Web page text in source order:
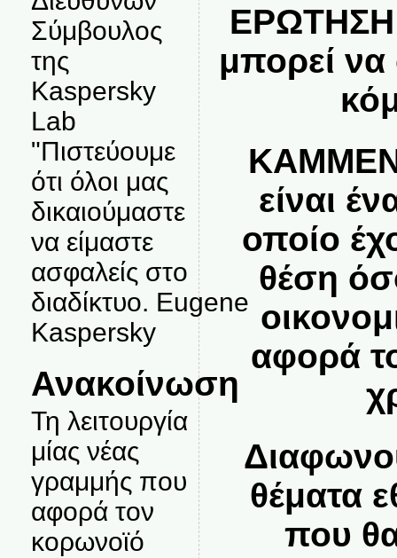
Σύμβουλος
της
Kaspersky
Lab
"Πιστεύουμε
ότι όλοι μας
δικαιούμαστε
να είμαστε
ασφαλείς στο
διαδίκτυο. Eugene
Kaspersky
Ανακοίνωση
Τη λειτουργία
μίας νέας
γραμμής που
αφορά τον
κορωνοϊό
μπορεί να
είναι
οποίο
θέση
αφορά
θέματα
που θα